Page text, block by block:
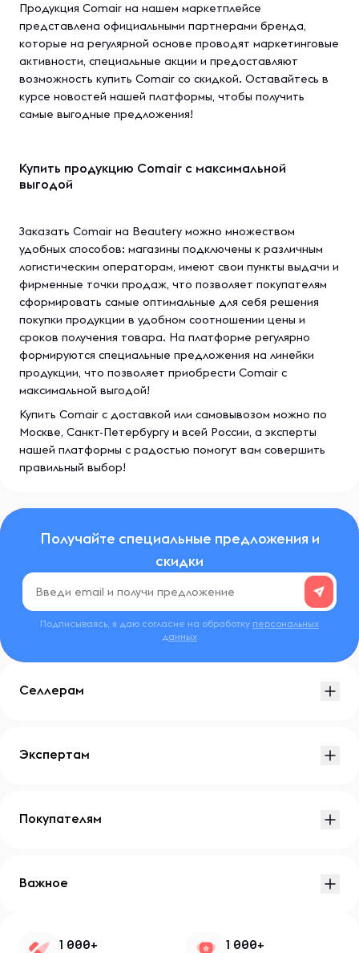
Продукция Comair на нашем маркетплейсе
представлена официальными партнерами бренда,
которые на регулярной основе проводят маркетинговые
активности, специальные акции и предоставляют
возможность купить Comair со скидкой. Оставайтесь в
курсе новостей нашей платформы, чтобы получить
самые выгодные предложения!
Купить продукцию Comair с максимальной
выгодой
Заказать Comair на Beautery можно множеством
удобных способов: магазины подключены к различным
логистическим операторам, имеют свои пункты выдачи и
фирменные точки продаж, что позволяет покупателям
сформировать самые оптимальные для себя решения
покупки продукции в удобном соотношении цены и
сроков получения товара. На платформе регулярно
формируются специальные предложения на линейки
продукции, что позволяет приобрести Comair с
максимальной выгодой!
Купить Comair с доставкой или самовывозом можно по
Москве, Санкт-Петербургу и всей России, а эксперты
нашей платформы с радостью помогут вам совершить
правильный выбор!
Получайте специальные предложения и
скидки
Подписываясь, я даю согласие на обработку персональных
данных
Селлерам
Экспертам
Покупателям
Важное
1 000+ 1 000+